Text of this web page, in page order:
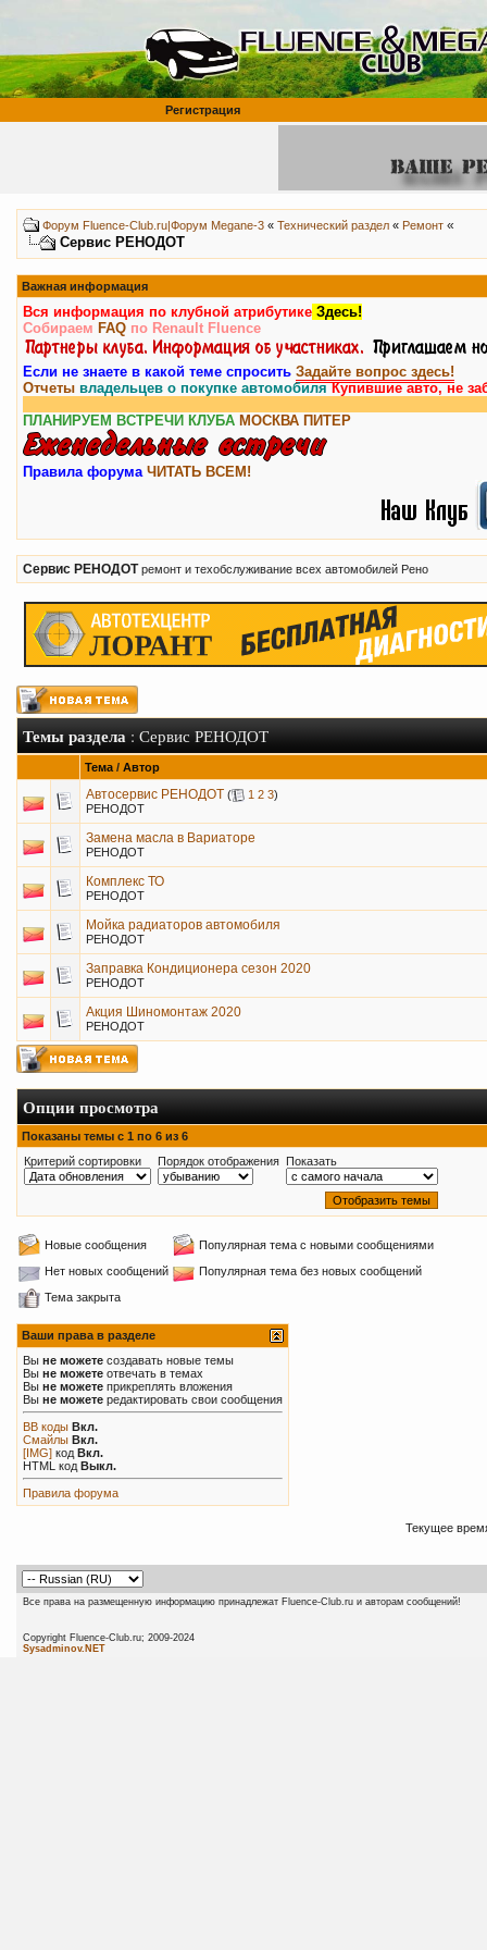
Регистрация
Форум Fluence-Club.ru|Форум Megane-3 « Технический раздел « Ремонт «
Сервис РЕНОДОТ
Важная информация
Вся информация по клубной атрибутике Здесь!
Собираем FAQ по Renault Fluence
Если не знаете в какой теме спросить Задайте вопрос здесь!
Отчеты владельцев о покупке автомобиляКупившие авто, не
ПЛАНИРУЕМ ВСТРЕЧИ КЛУБА МОСКВА ПИТЕР
Правила форума ЧИТАТЬ ВСЕМ!
Сервис РЕНОДОТ ремонт и техобслуживание всех автомобилей Рено
Темы раздела: Сервис РЕНОДОТ
Тема / Автор
Автосервис РЕНОДОТ ( 1 2 3)
РЕНОДОТ
Замена масла в Вариаторе
РЕНОДОТ
Комплекс ТО
РЕНОДОТ
Мойка радиаторов автомобиля
РЕНОДОТ
Заправка Кондиционера сезон 2020
РЕНОДОТ
Акция Шиномонтаж 2020
РЕНОДОТ
Опции просмотра
Показаны темы с 1 по 6 из 6
Критерий сортировки
Порядок отображения Показать
Новые сообщения
Популярная тема с новыми сообщениями
Нет новых сообщений
Популярная тема без новых сообщений
Тема закрыта
Ваши права в разделе
Вы не можете создавать новые темы
Вы не можете отвечать в темах
Вы не можете прикреплять вложения
Вы не можете редактировать свои сообщения
BB коды Вкл.
Смайлы Вкл.
[IMG] код Вкл.
HTML код Выкл.
Правила форума
Текущее
Все права на размещенную информацию принадлежат Fluence-Club.ru и авторам сообщений!
Copyright Fluence-Club.ru;
Sysadminov.NET